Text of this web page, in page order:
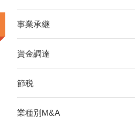
事業承継
資金調達
節税
業種別M&A